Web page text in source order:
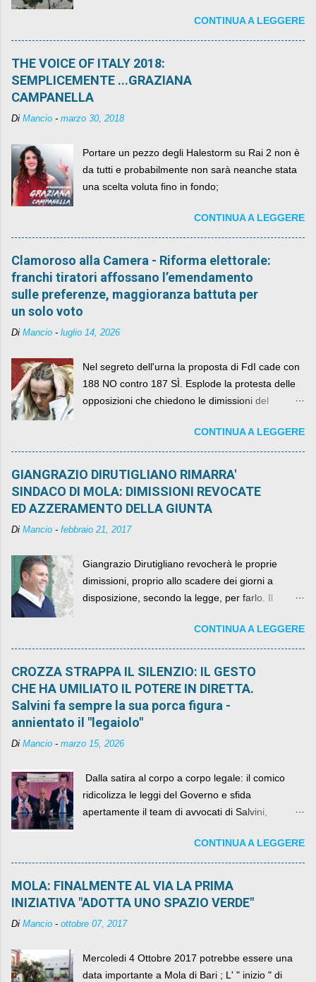
per un numero esorbitante di mesi, non ci sarà
più. C'era una volta Piazza XX Settembre ,
CONTINUA A LEGGERE
THE VOICE OF ITALY 2018:
SEMPLICEMENTE ...GRAZIANA
CAMPANELLA
Di Mancio - marzo 30, 2018
Portare un pezzo degli Halestorm su Rai 2 non è
da tutti e probabilmente non sarà neanche stata
una scelta voluta fino in fondo;
CONTINUA A LEGGERE
Clamoroso alla Camera - Riforma elettorale:
franchi tiratori affossano l’emendamento
sulle preferenze, maggioranza battuta per
un solo voto
Di Mancio - luglio 14, 2026
Nel segreto dell'urna la proposta di FdI cade con
188 NO contro 187 SÌ. Esplode la protesta delle
opposizioni che chiedono le dimissioni del
CONTINUA A LEGGERE
GIANGRAZIO DIRUTIGLIANO RIMARRA'
SINDACO DI MOLA: DIMISSIONI REVOCATE
ED AZZERAMENTO DELLA GIUNTA
Di Mancio - febbraio 21, 2017
Giangrazio Dirutigliano revocherà le proprie
dimissioni, proprio allo scadere dei giorni a
disposizione, secondo la legge, per farlo. Il
quelli che si auspicavano il contrario.CONTINUA A LEGGERE
CROZZA STRAPPA IL SILENZIO: IL GESTO
CHE HA UMILIATO IL POTERE IN DIRETTA.
Salvini fa sempre la sua porca figura -
annientato il "legaiolo"
Di Mancio - marzo 15, 2026
​ Dalla satira al corpo a corpo legale: il comico
ridicolizza le leggi del Governo e sfida
apertamente il team di avvocati di Salvini,
CONTINUA A LEGGERE
MOLA: FINALMENTE AL VIA LA PRIMA
INIZIATIVA "ADOTTA UNO SPAZIO VERDE"
Di Mancio - ottobre 07, 2017
Mercoledi 4 Ottobre 2017 potrebbe essere una
data importante a Mola di Bari ; L' " inizio " di